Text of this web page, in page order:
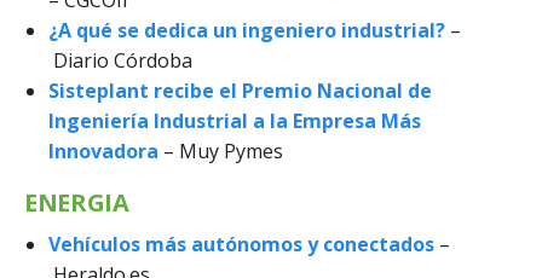
¿A qué se dedica un ingeniero industrial? –
Diario Córdoba
Sisteplant recibe el Premio Nacional de
Ingeniería Industrial a la Empresa Más
Innovadora – Muy Pymes
ENERGIA
Vehículos más autónomos y conectados –